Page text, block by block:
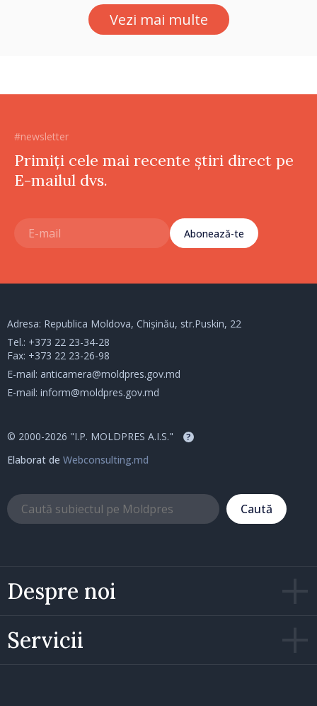
Vezi mai multe
#newsletter
Primiți cele mai recente știri direct pe
E-mailul dvs.
Abonează-te
Despre noi
Servicii
Adresa: Republica Moldova, Chișinău, str.Puskin, 22
Tel.: +373 22 23-34-28
Fax: +373 22 23-26-98
E-mail: anticamera@moldpres.gov.md
E-mail: inform@moldpres.gov.md
© 2000-2026 "I.P. MOLDPRES A.I.S." ?
Elaborat de Webconsulting.md
Caută